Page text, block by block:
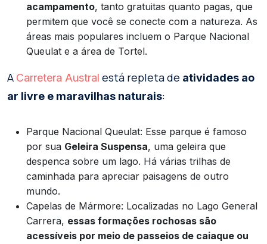
acampamento, tanto gratuitas quanto pagas, que
permitem que você se conecte com a natureza. As
áreas mais populares incluem o Parque Nacional
Queulat e a área de Tortel.
A Carretera Austral está repleta de atividades ao
ar livre e maravilhas naturais:
Parque Nacional Queulat: Esse parque é famoso
por sua Geleira Suspensa, uma geleira que
despenca sobre um lago. Há várias trilhas de
caminhada para apreciar paisagens de outro
mundo.
Capelas de Mármore: Localizadas no Lago General
Carrera, essas formações rochosas são
acessíveis por meio de passeios de caiaque ou